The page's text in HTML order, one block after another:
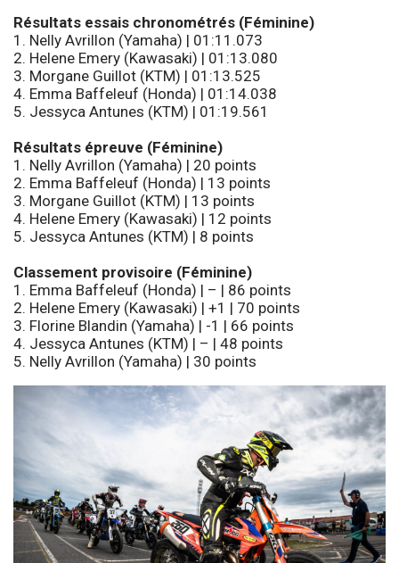
Résultats essais chronométrés (Féminine)
1. Nelly Avrillon (Yamaha) | 01:11.073
2. Helene Emery (Kawasaki) | 01:13.080
3. Morgane Guillot (KTM) | 01:13.525
4. Emma Baffeleuf (Honda) | 01:14.038
5. Jessyca Antunes (KTM) | 01:19.561
Résultats épreuve (Féminine)
1. Nelly Avrillon (Yamaha) | 20 points
2. Emma Baffeleuf (Honda) | 13 points
3. Morgane Guillot (KTM) | 13 points
4. Helene Emery (Kawasaki) | 12 points
5. Jessyca Antunes (KTM) | 8 points
Classement provisoire (Féminine)
1. Emma Baffeleuf (Honda) | – | 86 points
2. Helene Emery (Kawasaki) | +1 | 70 points
3. Florine Blandin (Yamaha) | -1 | 66 points
4. Jessyca Antunes (KTM) | – | 48 points
5. Nelly Avrillon (Yamaha) | 30 points